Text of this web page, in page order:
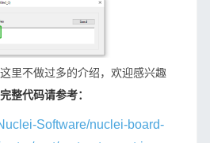
里不做过多的介绍，欢迎感兴趣
完整代码请参考：
Software/nuclei-board-